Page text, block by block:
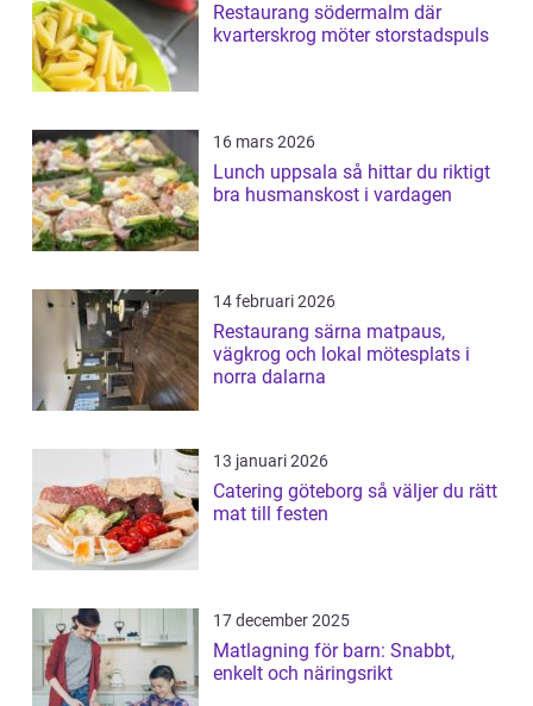
Restaurang södermalm där
kvarterskrog möter storstadspuls
16 mars 2026
Lunch uppsala så hittar du riktigt
bra husmanskost i vardagen
14 februari 2026
Restaurang särna matpaus,
vägkrog och lokal mötesplats i
norra dalarna
13 januari 2026
Catering göteborg så väljer du rätt
mat till festen
17 december 2025
Matlagning för barn: Snabbt,
enkelt och näringsrikt